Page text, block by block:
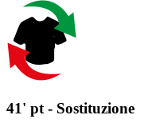
41' pt - Sostituzione